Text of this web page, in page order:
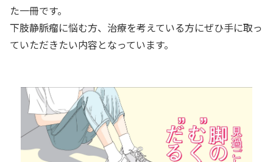
た一冊です。
下肢静脈瘤に悩む方、治療を考えている方にぜひ手に取っ
ていただきたい内容となっています。